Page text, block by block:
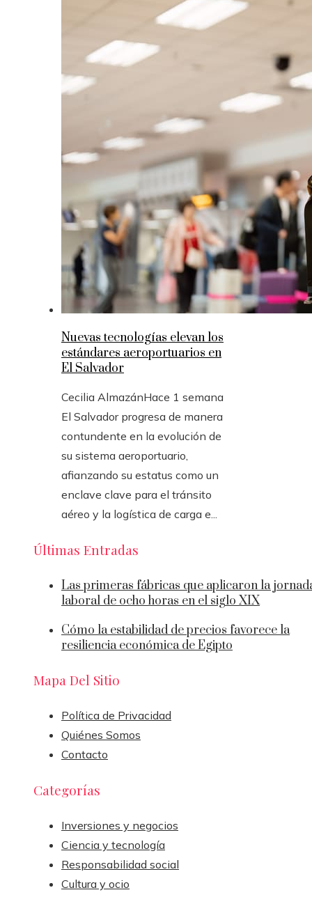
Nuevas tecnologías elevan los
estándares aeroportuarios en
El Salvador
Cecilia AlmazánHace 1 semana
El Salvador progresa de manera
contundente en la evolución de
su sistema aeroportuario,
afianzando su estatus como un
enclave clave para el tránsito
aéreo y la logística de carga e...
Últimas Entradas
Las primeras fábricas que aplicaron la
laboral de ocho horas en el siglo XIX
Cómo la estabilidad de precios favorece la
resiliencia económica de Egipto
Mapa Del Sitio
Política de Privacidad
Quiénes Somos
Contacto
Categorías
Inversiones y negocios
Ciencia y tecnología
Responsabilidad social
Cultura y ocio